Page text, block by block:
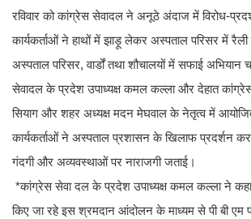
रविवार को कांग्रेस सेवादल ने अनूठे अंदाज में विरोध-
कार्यकर्ताओं ने हाथों में झाड़ू लेकर अस्पताल परिसर में
अस्पताल परिसर, वार्डों तथा शौचालयों में सफाई अभियान
सेवादल के प्रदेश उपाध्यक्ष कमल कल्ला और देहात कांग्रेस
सियाग और शहर अध्यक्ष मदन मेघवाल के नेतृत्व में
कार्यकर्ताओं ने अस्पताल प्रशासन के खिलाफ प्रदर्शन
गंदगी और अव्यवस्थाओं पर नाराजगी जताई।
*कांग्रेस सेवा दल के प्रदेश उपाध्यक्ष कमल कल्ला ने कहा
किए जा रहे इस श्रमदान आंदोलन के माध्यम से पी बी एम